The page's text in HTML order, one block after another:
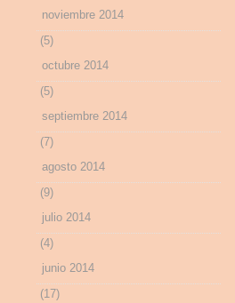
noviembre 2014
(5)
octubre 2014
(5)
septiembre 2014
(7)
agosto 2014
(9)
julio 2014
(4)
junio 2014
(17)